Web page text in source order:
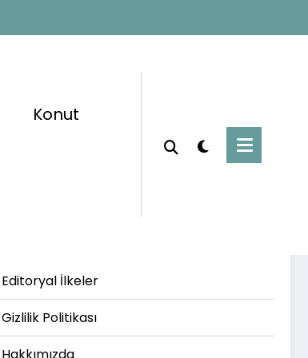
Konut
#gayrimenkulsertifikası
Editoryal İlkeler
Gizlilik Politikası